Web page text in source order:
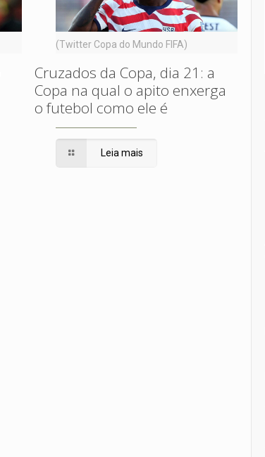
(Twitter Copa do Mundo FIFA)
Cruzados da Copa, dia 21: a
Copa na qual o apito enxerga
o futebol como ele é
Leia mais